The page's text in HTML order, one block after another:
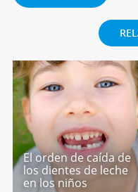
El orden de caída de
los dientes de leche
en los niños